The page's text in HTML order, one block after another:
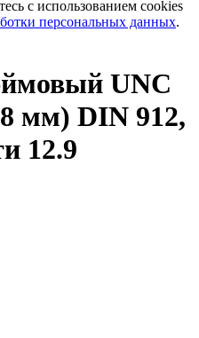
с использованием cookies
персональных данных.
UNC
мм) DIN 912,
12.9